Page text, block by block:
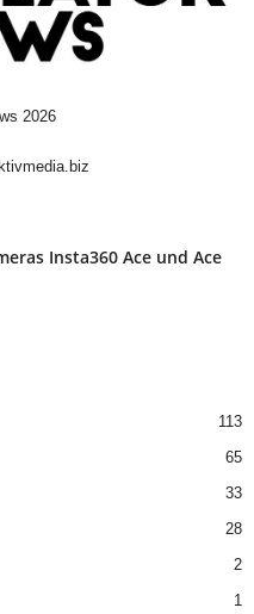
2026
Insta360 Ace und Ace
113
65
33
28
2
1